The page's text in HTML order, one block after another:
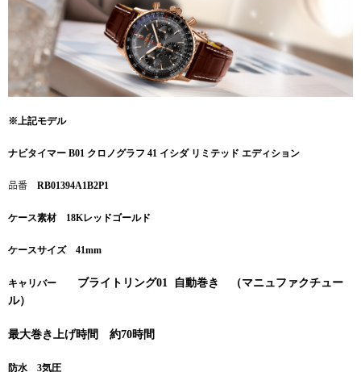
※上記モデル
ナビタイマー B01 クロノグラフ 41 イシダ リミテッド エディション
品番 RB01394A1B2P1
ケース素材 18Kレッドゴールド
ケースサイズ 41mm
キャリバー ブライトリング01
自動巻き （マニュファクチュー
ル）
最大巻き上げ時間 約70時間
防水 3気圧